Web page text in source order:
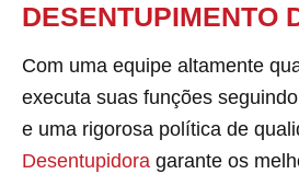
DESENTUPIMENTO
Com uma equipe altamente
executa suas funções
e uma rigorosa política de
Desentupidora garante os